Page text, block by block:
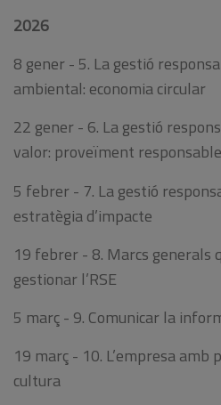
2026
8 gener - 5. La gestió
ambiental: economia circular
22 gener - 6. La gestió
valor: proveïment responsable
5 febrer - 7. La gestió
estratègia d’impacte
19 febrer - 8. Marcs generals
gestionar l’RSE
5 març - 9. Comunicar la
19 març - 10. L’empresa amb
cultura